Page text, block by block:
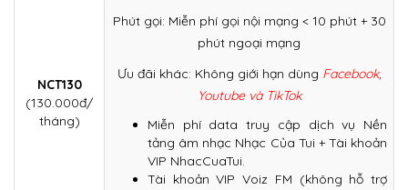
NCT130
(130.000đ/
tháng)
Phút gọi: Miễn phí gọi nội mạng < 10 phút + 30
phút ngoại mạng
Ưu đãi khác: Không giới hạn dùng Facebook,
Youtube và TikTok
Miễn phí data truy cập dịch vụ Nền
tảng âm nhạc Nhạc Của Tui + Tài khoản
VIP NhacCuaTui.
Tài khoản VIP Voiz FM (không hỗ trợ